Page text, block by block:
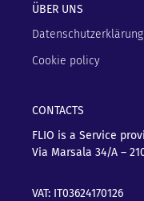
ÜBER UNS
Datenschutzerklärung
Cookie policy
CONTACTS
FLIO is a Service
Via Marsala 34/A –
VAT: IT03624170126